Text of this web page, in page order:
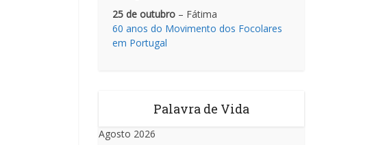
25 de outubro – Fátima
60 anos do Movimento dos Focolares
em Portugal
Palavra de Vida
Agosto 2026